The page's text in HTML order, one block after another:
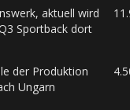
aktuell wird
Sportback dort
der Produktion
Ungarn